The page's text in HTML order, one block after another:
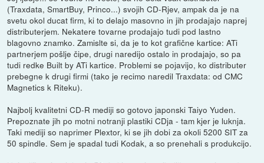
(Traxdata, SmartBuy, Princo...) svojih CD-Rjev, ampak da je na
svetu okol ducat firm, ki to delajo masovno in jih prodajajo naprej
distributerjem. Nekatere tovarne prodajajo tudi pod lastno
blagovno znamko. Zamislte si, da je to kot grafične kartice: ATi
partnerjem pošlje čipe, drugi naredijo ostalo in prodajajo, so pa
tudi redke Built by ATi kartice. Problemi se pojavijo, ko distributer
prebegne k drugi firmi (tako je recimo naredil Traxdata: od CMC
Magnetics k Riteku).
Najbolj kvalitetni CD-R mediji so gotovo japonski Taiyo Yuden.
Prepoznate jih po motni notranji plastiki CDja - tam kjer je luknja.
Taki mediji so naprimer Plextor, ki se jih dobi za okoli 5200 SIT za
50 spindle. Sem je spadal tudi Kodak, a so prenehali s produkcijo.